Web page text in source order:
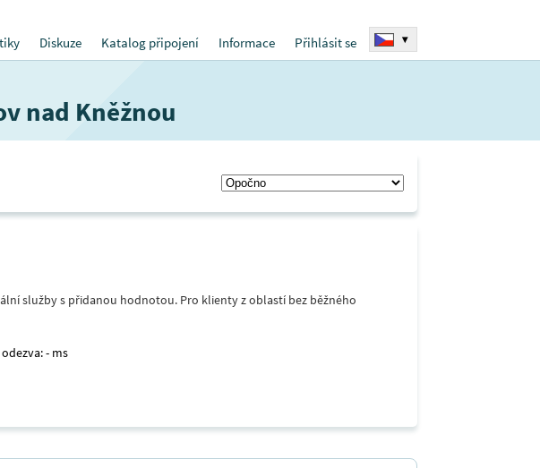
Diskuze Katalog připojení Informace Přihlásit se ▾
nad Kněžnou
služby s přidanou hodnotou. Pro klienty z oblastí bez běžného
- ms